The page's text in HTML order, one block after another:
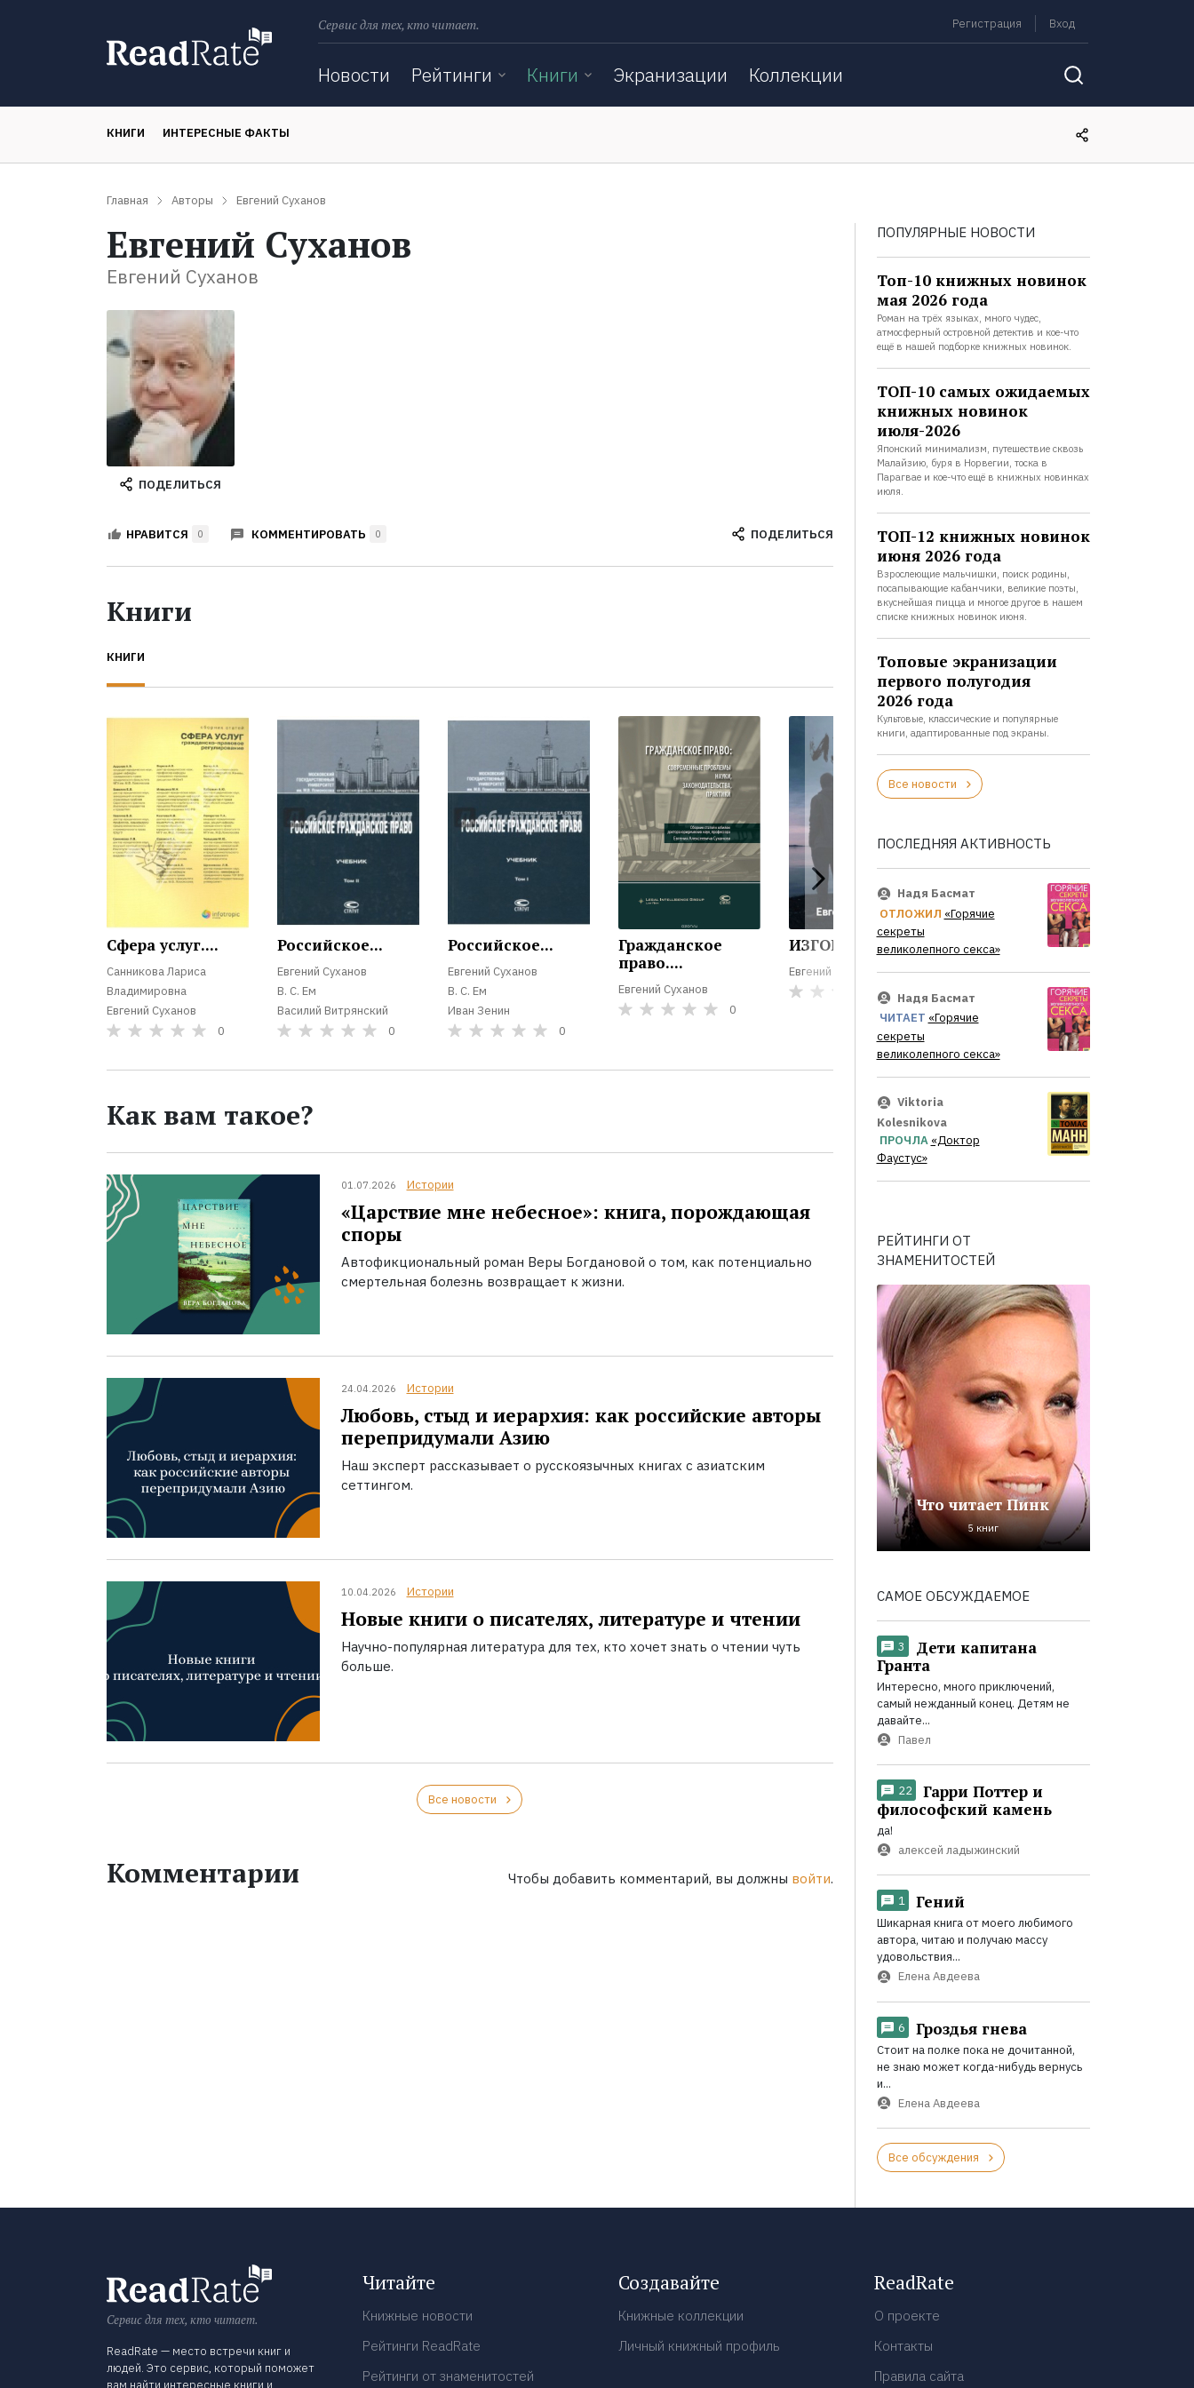
Сервис для тех, кто читает. Регистрация Вход
Новости Рейтинги Книги Экранизации Коллекции
КНИГИ ИНТЕРЕСНЫЕ ФАКТЫ
Главная Авторы Евгений Суханов
Евгений Суханов
Евгений Суханов
ПОДЕЛИТЬСЯ
НРАВИТСЯ 0 КОММЕНТИРОВАТЬ 0 ПОДЕЛИТЬСЯ
Книги
КНИГИ
Сфера услуг....
Санникова Лариса
Владимировна
Евгений Суханов
0
Российское...
Евгений Суханов
В. С. Ем
Василий Витрянский
0
Российское...
Евгений Суханов
В. С. Ем
Иван Зенин
0
Гражданское
право....
Евгений Суханов
0
ИЗГОЙ
Евгений Суханов
0
Как вам такое?
01.07.2026 Истории
«Царствие мне небесное»: книга, порождающая
споры
Автофикциональный роман Веры Богдановой о том, как потенциально
смертельная болезнь возвращает к жизни.
24.04.2026 Истории
Любовь, стыд и иерархия: как российские авторы
перепридумали Азию
Наш эксперт рассказывает о русскоязычных книгах с азиатским
сеттингом.
10.04.2026 Истории
Новые книги о писателях, литературе и чтении
Научно-популярная литература для тех, кто хочет знать о чтении чуть
больше.
Все новости
Комментарии Чтобы добавить комментарий, вы должны войти.
ПОПУЛЯРНЫЕ НОВОСТИ
Топ-10 книжных новинок
мая 2026 года
Роман на трёх языках, много чудес,
атмосферный островной детектив и кое-что
ещё в нашей подборке книжных новинок.
ТОП-10 самых ожидаемых
книжных новинок
июля-2026
Японский минимализм, путешествие сквозь
Малайзию, буря в Норвегии, тоска в
Парагвае и кое-что ещё в книжных новинках
июля.
ТОП-12 книжных новинок
июня 2026 года
Взрослеющие мальчишки, поиск родины,
посапывающие кабанчики, великие поэты,
вкуснейшая пицца и многое другое в нашем
списке книжных новинок июня.
Топовые экранизации
первого полугодия
2026 года
Культовые, классические и популярные
книги, адаптированные под экраны.
Все новости
ПОСЛЕДНЯЯ АКТИВНОСТЬ
Надя Басмат
ОТЛОЖИЛ «Горячие
секреты
великолепного секса»
Надя Басмат
ЧИТАЕТ «Горячие
секреты
великолепного секса»
Viktoria
Kolesnikova
ПРОЧЛА «Доктор
Фаустус»
РЕЙТИНГИ ОТ
ЗНАМЕНИТОСТЕЙ
Что читает Пинк
5 книг
САМОЕ ОБСУЖДАЕМОЕ
3
Дети капитана
Гранта
Интересно, много приключений,
самый нежданный конец. Детям не
давайте...
Павел
22
Гарри Поттер и
философский камень
да!
алексей ладыжинский
1 Гений
Шикарная книга от моего любимого
автора, читаю и получаю массу
удовольствия...
Елена Авдеева
6 Гроздья гнева
Стоит на полке пока не дочитанной,
не знаю может когда-нибудь вернусь
и...
Елена Авдеева
Все обсуждения
Сервис для тех, кто читает.
ReadRate — место встречи книг и
людей. Это сервис, который поможет
вам найти интересные книги и
Читайте
Книжные новости
Рейтинги ReadRate
Рейтинги от знаменитостей
Создавайте
Книжные коллекции
Личный книжный профиль
ReadRate
О проекте
Контакты
Правила сайта